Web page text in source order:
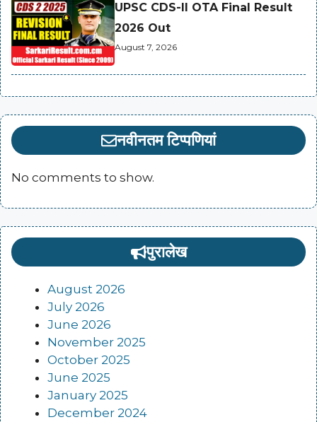
UPSC CDS-II OTA Final Result
2026 Out
August 7, 2026
नवीनतम टिप्पणियां
No comments to show.
पुरालेख
August 2026
July 2026
June 2026
November 2025
October 2025
June 2025
January 2025
December 2024